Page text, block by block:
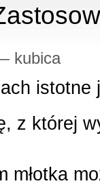
kubica
z której
młotka